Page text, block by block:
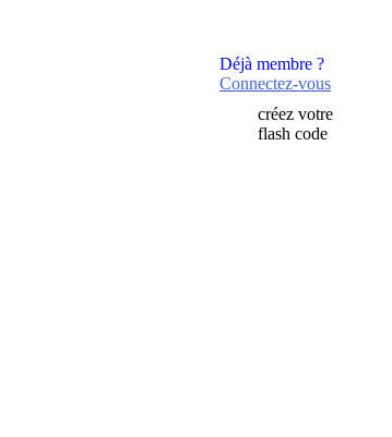
Déjà membre ?
Connectez-vous
créez votre
flash code